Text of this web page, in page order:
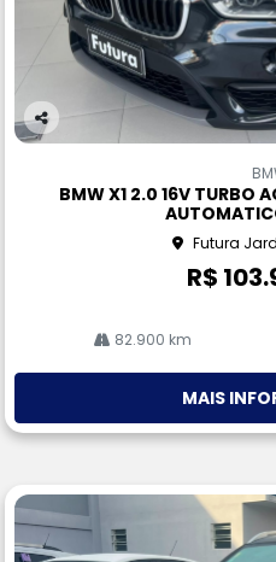
Co
BMW X1 2.0 16V TURBO
Futura
R$
82.900 km
MAIS